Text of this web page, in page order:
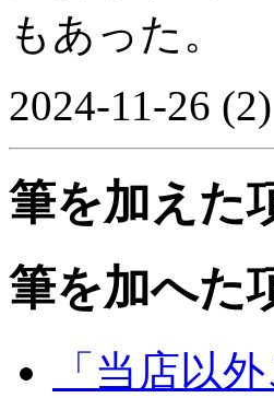
もあった。
2024-11-26
筆を加えた
筆を加へた
「当店以